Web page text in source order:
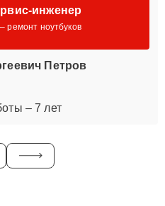
инженер
ремонт ноутбуков
Петров
– 7 лет